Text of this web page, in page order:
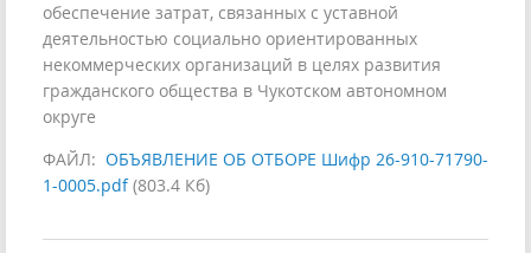
обеспечение затрат, связанных с уставной
деятельностью социально ориентированных
некоммерческих организаций в целях развития
гражданского общества в Чукотском автономном
округе
ФАЙЛ: ОБЪЯВЛЕНИЕ ОБ ОТБОРЕ Шифр 26-910-71790-
1-0005.pdf(803.4 Кб)